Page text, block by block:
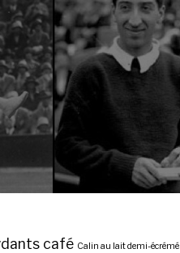
café Calin au lait demi-écrémé